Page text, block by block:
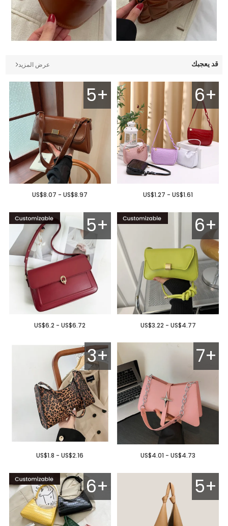
قد يعجبك عرض المزيد
6+
US$1.27 - US$1.61
5+
US$8.07 - US$8.97
6+
US$3.22 - US$4.77
5+
US$6.2 - US$6.72
7+
US$4.01 - US$4.73
3+
US$1.8 - US$2.16
5+
6+